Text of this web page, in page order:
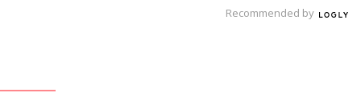
Recommended by